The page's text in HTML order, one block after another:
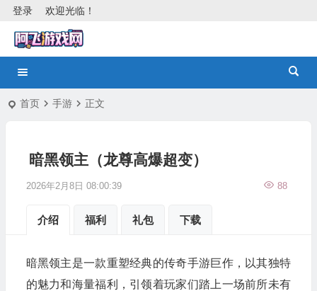
欢迎光临！
登录
首页 手游 正文
暗黑领主（龙尊高爆超变）
2026年2月8日 08:00:39 88
介绍 福利 礼包 下载
暗黑领主是一款重塑经典的传奇手游巨作，以其独特
的魅力和海量福利，引领着玩家们踏上一场前所未有